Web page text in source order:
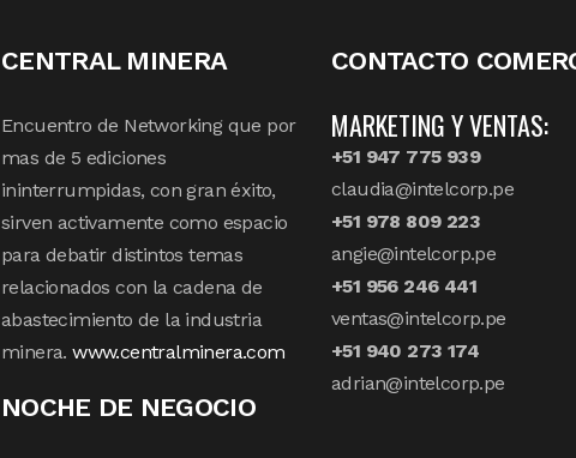
CENTRAL MINERA
Encuentro de Networking que por
mas de 5 ediciones
ininterrumpidas, con gran éxito,
sirven activamente como espacio
para debatir distintos temas
relacionados con la cadena de
abastecimiento de la industria
minera.www.centralminera.com
NOCHE DE NEGOCIO
CONTACTO
MARKETING Y VENTAS:
+51 947 775 939
claudia@intelcorp.pe
+51 978 809 223
angie@intelcorp.pe
+51 956 246 441
ventas@intelcorp.pe
+51 940 273 174
adrian@intelcorp.pe